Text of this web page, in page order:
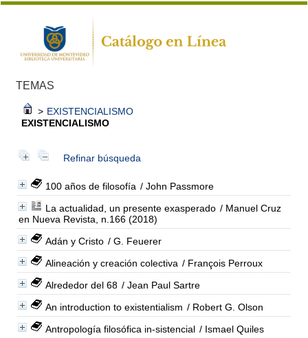
TEMAS
> EXISTENCIALISMO
EXISTENCIALISMO
Refinar búsqueda
100 años de filosofía / John Passmore
La actualidad, un presente exasperado / Manuel Cruz
en Nueva Revista, n.166 (2018)
Adán y Cristo / G. Feuerer
Alineación y creación colectiva / François Perroux
Alrededor del 68 / Jean Paul Sartre
An introduction to existentialism / Robert G. Olson
Antropología filosófica in-sistencial / Ismael Quiles